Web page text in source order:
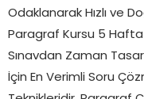
Odaklanarak Hızlı ve
Paragraf Kursu 5
Sınavdan Zaman
İçin En Verimli Soru